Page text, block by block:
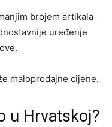
brojem artikala
uređenje
maloprodajne cijene.
u Hrvatskoj?